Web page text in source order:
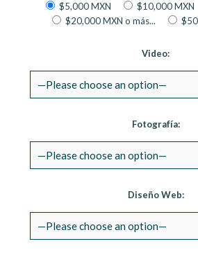
$5,000 MXN $10,000 MXN
$20,000 MXN o más...
Video:
Fotografía:
Diseño Web: